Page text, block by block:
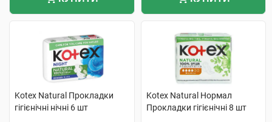
Kotex Natural Прокладки
гігієнічні нічні 6 шт
Kotex Natural Нормал
Прокладки гігієнічні 8 шт